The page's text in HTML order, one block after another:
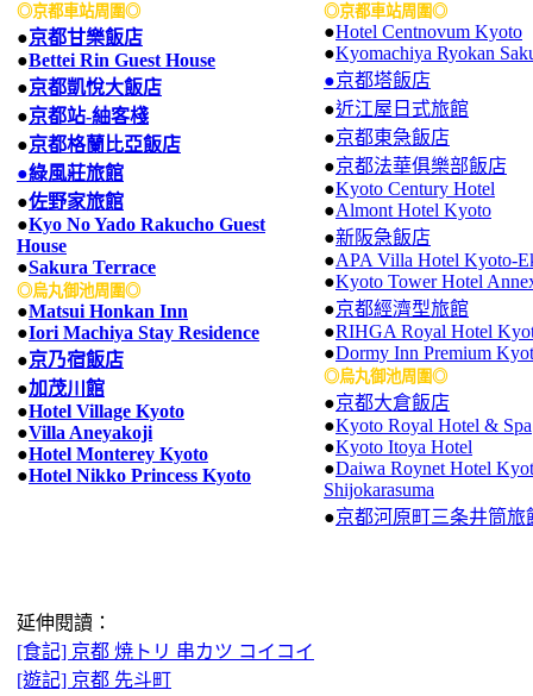
◎京都車站周圍◎
●京都甘樂飯店
●Bettei Rin Guest House
●京都凱悅大飯店
●京都站-紬客棧
●京都格蘭比亞飯店
●綠風莊旅館
●佐野家旅館
●Kyo No Yado Rakucho Guest
House
●Sakura Terrace
◎烏丸御池周圍◎
●Matsui Honkan Inn
●Iori Machiya Stay Residence
●京乃宿飯店
●加茂川館
●Hotel Village Kyoto
●Villa Aneyakoji
●Hotel Monterey Kyoto
●Hotel Nikko Princess Kyoto
◎京都車站周圍◎
●Hotel Centnovum Kyoto
●Kyomachiya Ryokan
●京都塔飯店
●近江屋日式旅館
●京都東急飯店
●京都法華俱樂部飯店
●Kyoto Century Hotel
●Almont Hotel Kyoto
●新阪急飯店
●APA Villa Hotel Kyoto-
●Kyoto Tower Hotel
●京都經濟型旅館
●RIHGA Royal Hotel
●Dormy Inn Premium
◎烏丸御池周圍◎
●京都大倉飯店
●Kyoto Royal Hotel & Spa
●Kyoto Itoya Hotel
●Daiwa Roynet Hotel
Shijokarasuma
●京都河原町三条井筒旅
延伸閱讀：
[食記] 京都 焼トリ 串カツ コイコイ
[遊記] 京都 先斗町